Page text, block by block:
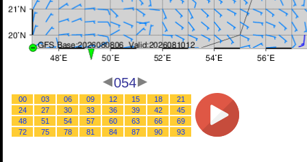
054
00 03 06 09 12 15 18
21
24
27 30 33 36 39 42
45
48
51 54 57 60 63 66
69
72
75 78 81 84 87 90 93